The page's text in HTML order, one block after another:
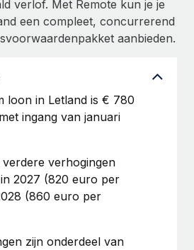
op
arbeidsvoorwaarden
samenwerking
contractor management en
Reverse Tech, een start-
en welzijn,...
Remote: Gusto- en Xero-
Remote om alle soorten bedrijven
beheren en...
verlof. Met Remote kun je je
een compleet, concurrerend
aanbieden.
loon in Letland is € 780
ingang van januari
verhogingen
2027 (820 euro per
(860 euro per
zijn onderdeel van